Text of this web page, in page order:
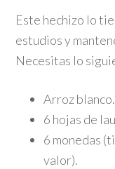
Este hechizo lo
estudios y
Necesitas lo
Arroz blanco.
6 hojas de
6 monedas
valor).